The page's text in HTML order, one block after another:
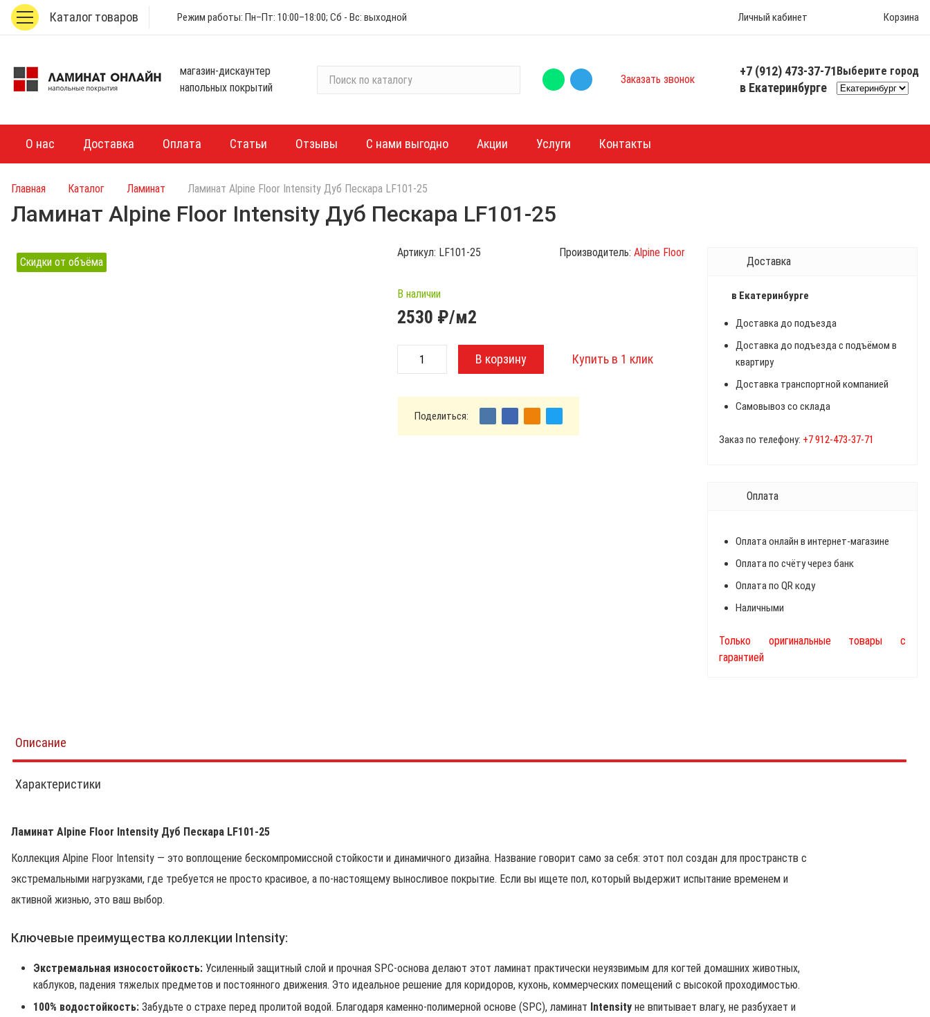
Каталог товаров Режим работы: Пн–Пт: 10:00–18:00; Сб - Вс: выходной Личный кабинет Корзина
магазин-дискаунтер
напольных покрытий
с
к
к
т
Заказать звонок
+7 (912) 473-37-71
в Екатеринбурге
Выберите город
О нас Доставка Оплата Статьи Отзывы С нами выгодно Акции Услуги Контакты
Главная Каталог Ламинат Ламинат Alpine Floor Intensity Дуб Пескара LF101-25
Ламинат Alpine Floor Intensity Дуб Пескара LF101-25
Скидки от объёма
Артикул: LF101-25 Производитель: Alpine Floor
В наличии
2530 ₽/м2
Поделиться:
Доставка
в Екатеринбурге
Доставка до подъезда
Доставка до подъезда с подъёмом в
квартиру
Доставка транспортной компанией
Самовывоз со склада
Заказ по телефону: +7 912-473-37-71
Оплата
Оплата онлайн в интернет-магазине
Оплата по счёту через банк
Оплата по QR коду
Наличными
Только оригинальные товары с
гарантией
Описание
Характеристики
Ламинат Alpine Floor Intensity Дуб Пескара LF101-25
Коллекция Alpine Floor Intensity — это воплощение бескомпромиссной стойкости и динамичного дизайна. Название говорит само за себя: этот пол создан для пространств с
экстремальными нагрузками, где требуется не просто красивое, а по-настоящему выносливое покрытие. Если вы ищете пол, который выдержит испытание временем и
активной жизнью, это ваш выбор.
Ключевые преимущества коллекции Intensity:
Экстремальная износостойкость: Усиленный защитный слой и прочная SPC-основа делают этот ламинат практически неуязвимым для когтей домашних животных,
каблуков, падения тяжелых предметов и постоянного движения. Это идеальное решение для коридоров, кухонь, коммерческих помещений с высокой проходимостью.
100% водостойкость: Забудьте о страхе перед пролитой водой. Благодаря каменно-полимерной основе (SPC), ламинат Intensity не впитывает влагу, не разбухает и